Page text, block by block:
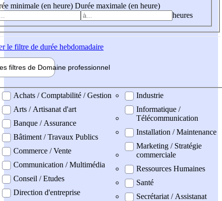
minimale (en heure) Durée maximale (en heure)
heures
le filtre de durée hebdomadaire
filtres de Domaine professionnel
professionel
Achats / Comptabilité / Gestion
Arts / Artisanat d'art
Banque / Assurance
Bâtiment / Travaux Publics
Commerce / Vente
Communication / Multimédia
Conseil / Etudes
Direction d'entreprise
Industrie
Informatique /
Télécommunication
Installation / Maintenance
Marketing / Stratégie
commerciale
Ressources Humaines
Santé
Secrétariat / Assistanat